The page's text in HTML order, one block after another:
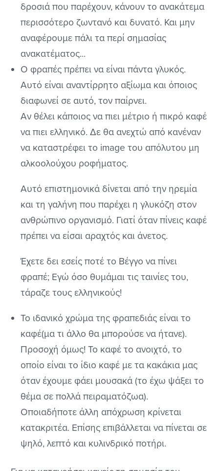
δροσιά που παρέχουν, κάνουν το ανακάτεμα
περισσότερο ζωντανό και δυνατό. Και μην
αναφέρουμε πάλι τα περί σημασίας
ανακατέματος...
Ο φραπές πρέπει να είναι πάντα γλυκός.
Αυτό είναι αναντίρρητο αξίωμα και όποιος
διαφωνεί σε αυτό, τον παίρνει.
Αν θέλει κάποιος να πιει μέτριο ή πικρό καφέ
να πιει ελληνικό. Δε θα ανεχτώ από κανέναν
να καταστρέφει το image του απόλυτου μη
αλκοολούχου ροφήματος.
Αυτό επιστημονικά δίνεται από την ηρεμία
και τη γαλήνη που παρέχει η γλυκόζη στον
ανθρώπινο οργανισμό. Γιατί όταν πίνεις καφέ
πρέπει να είσαι αραχτός και άνετος.
Έχετε δει εσείς ποτέ το Βέγγο να πίνει
φραπέ; Εγώ όσο θυμάμαι τις ταινίες του,
τάραζε τους ελληνικούς!
Το ιδανικό χρώμα της φραπεδιάς είναι το
καφέ(μα τι άλλο θα μπορούσε να ήτανε).
Προσοχή όμως! Το καφέ το ανοιχτό, το
οποίο είναι το ίδιο καφέ με τα κακάκια μας
όταν έχουμε φάει μουσακά (το έχω ψάξει το
θέμα σε πολλά πειραματόζωα).
Οποιαδήποτε άλλη απόχρωση κρίνεται
κατακριτέα. Επίσης επιβάλλεται να πίνεται σε
ψηλό, λεπτό και κυλινδρικό ποτήρι.